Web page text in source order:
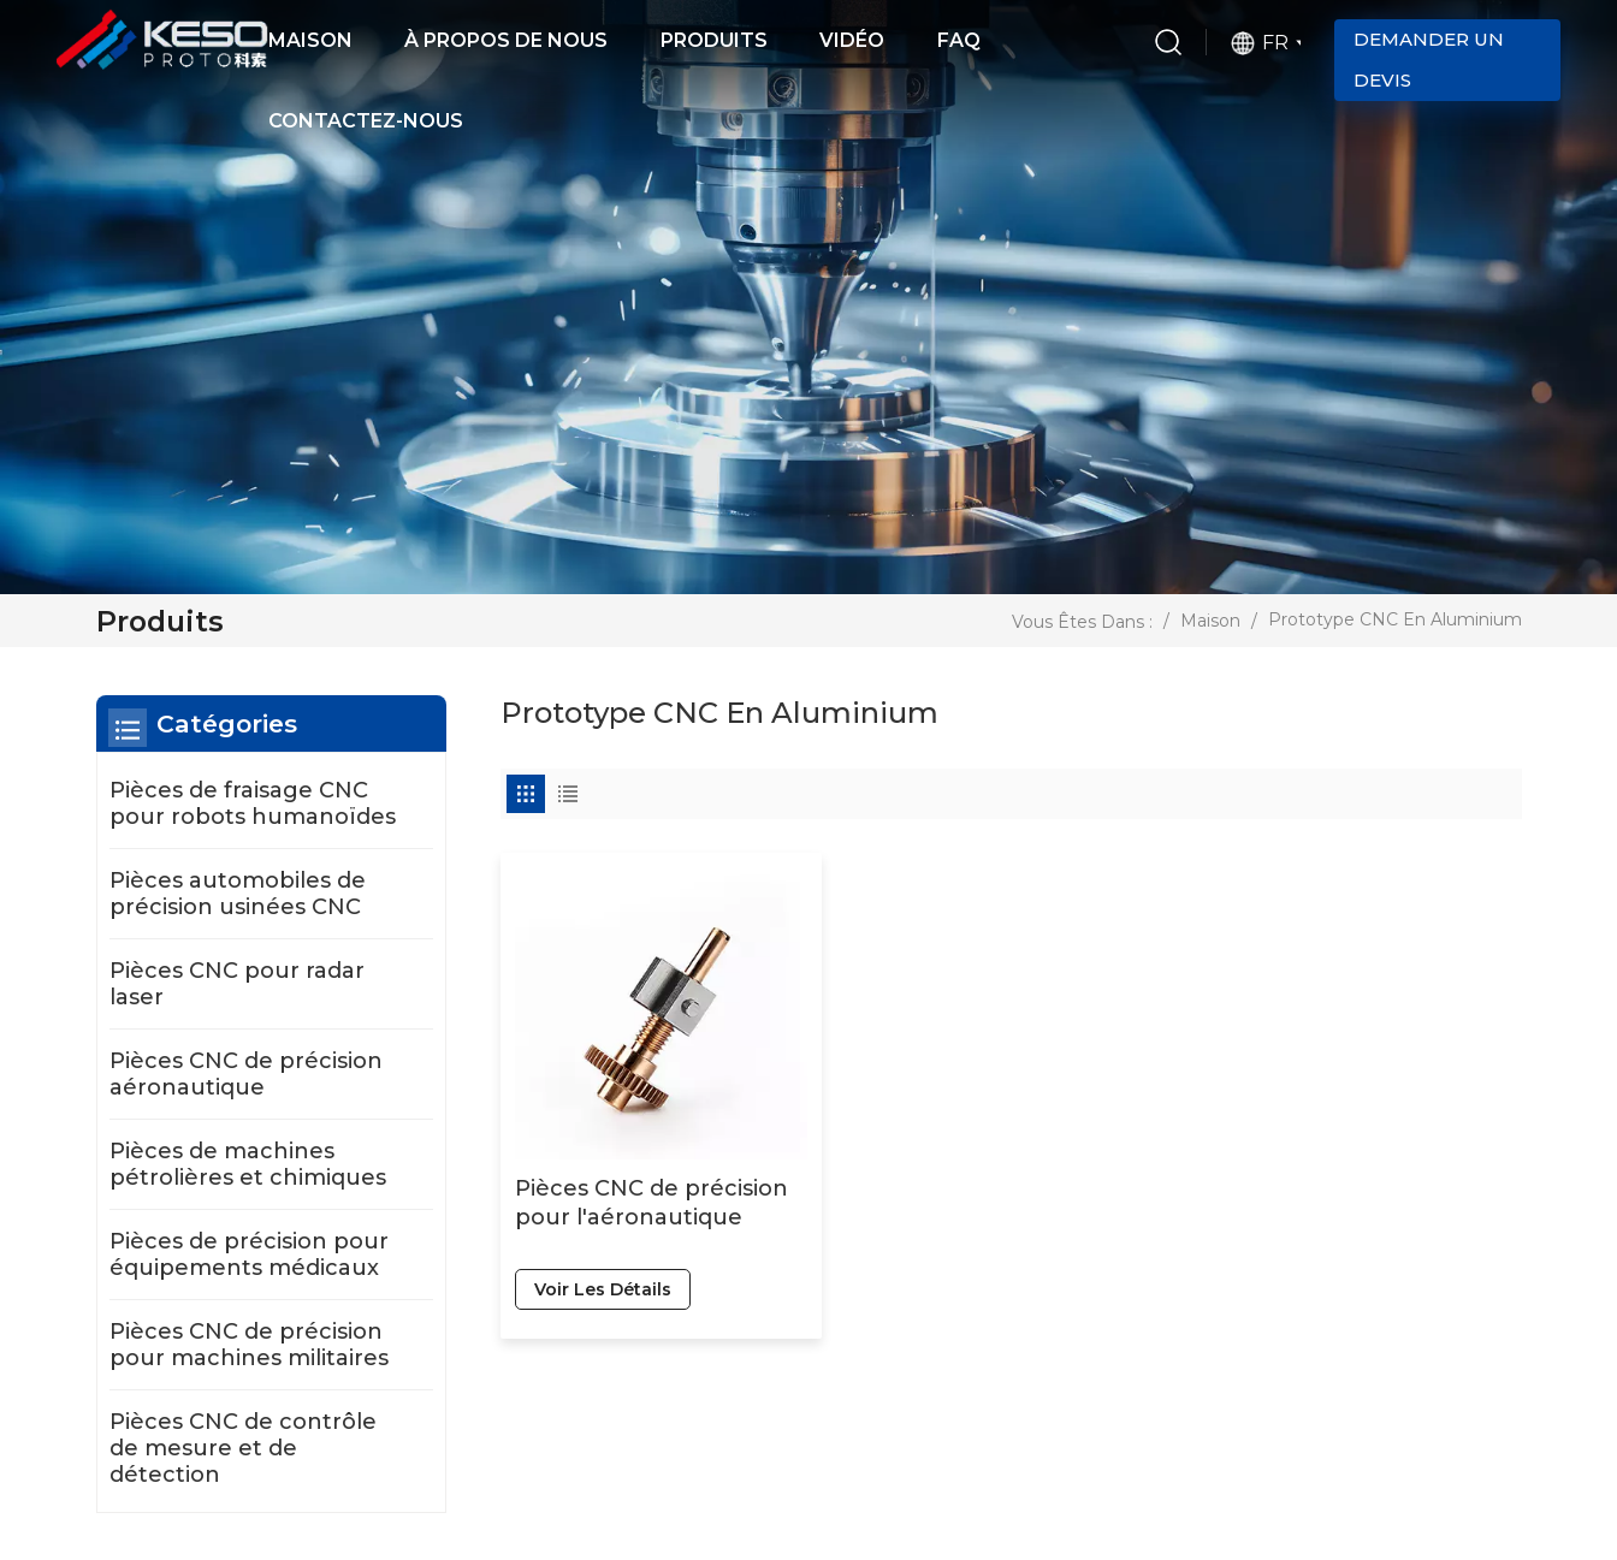
MAISON À PROPOS DE NOUS PRODUITS VIDÉO FAQ
CONTACTEZ-NOUS
FR
DEMANDER UN
DEVIS
Produits Vous Êtes Dans : / Maison / Prototype CNC En Aluminium
Prototype CNC En Aluminium
Pièces CNC de précision
pour l'aéronautique
Voir Les Détails
Catégories
Pièces de fraisage CNC
pour robots humanoïdes
Pièces automobiles de
précision usinées CNC
Pièces CNC pour radar
laser
Pièces CNC de précision
aéronautique
Pièces de machines
pétrolières et chimiques
Pièces de précision pour
équipements médicaux
Pièces CNC de précision
pour machines militaires
Pièces CNC de contrôle
de mesure et de
détection